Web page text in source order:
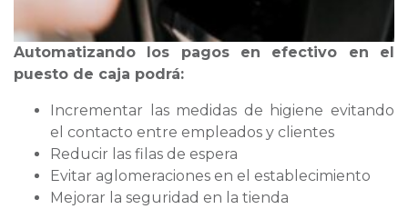
Automatizando los pagos en efectivo en el
puesto de caja podrá:
Incrementar las medidas de higiene evitando
el contacto entre empleados y clientes
Reducir las filas de espera
Evitar aglomeraciones en el establecimiento
Mejorar la seguridad en la tienda